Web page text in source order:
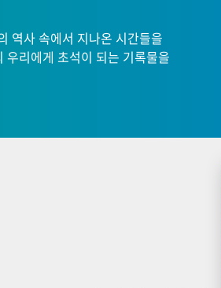
역사 속에서 지나온 시간들을
우리에게 초석이 되는 기록물을